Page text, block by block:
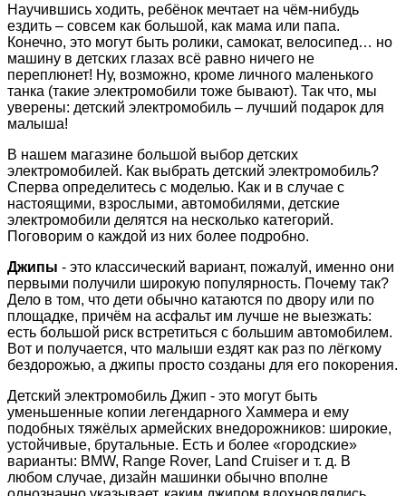
Научившись ходить, ребёнок мечтает на чём-нибудь
ездить – совсем как большой, как мама или папа.
Конечно, это могут быть ролики, самокат, велосипед… но
машину в детских глазах всё равно ничего не
переплюнет! Ну, возможно, кроме личного маленького
танка (такие электромобили тоже бывают). Так что, мы
уверены: детский электромобиль – лучший подарок для
малыша!
В нашем магазине большой выбор детских
электромобилей. Как выбрать детский электромобиль?
Сперва определитесь с моделью. Как и в случае с
настоящими, взрослыми, автомобилями, детские
электромобили делятся на несколько категорий.
Поговорим о каждой из них более подробно.
Джипы - это классический вариант, пожалуй, именно они
первыми получили широкую популярность. Почему так?
Дело в том, что дети обычно катаются по двору или по
площадке, причём на асфальт им лучше не выезжать:
есть большой риск встретиться с большим автомобилем.
Вот и получается, что малыши ездят как раз по лёгкому
бездорожью, а джипы просто созданы для его покорения.
Детский электромобиль Джип - это могут быть
уменьшенные копии легендарного Хаммера и ему
подобных тяжёлых армейских внедорожников: широкие,
устойчивые, брутальные. Есть и более «городские»
варианты: BMW, Range Rover, Land Cruiser и т. д. В
любом случае, дизайн машинки обычно вполне